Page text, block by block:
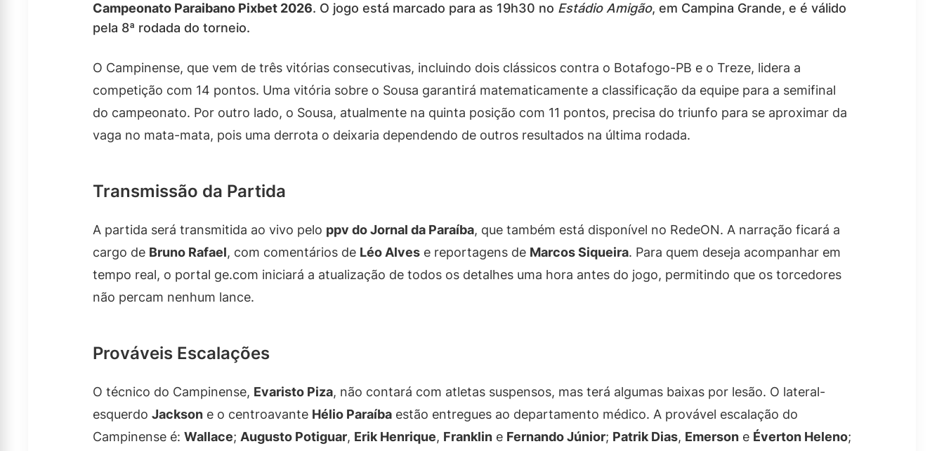
Campeonato Paraibano Pixbet 2026. O jogo está marcado para as 19h30 no Estádio Amigão, em Campina Grande, e é válido
pela 8ª rodada do torneio.
O Campinense, que vem de três vitórias consecutivas, incluindo dois clássicos contra o Botafogo-PB e o Treze, lidera a
competição com 14 pontos. Uma vitória sobre o Sousa garantirá matematicamente a classificação da equipe para a semifinal
do campeonato. Por outro lado, o Sousa, atualmente na quinta posição com 11 pontos, precisa do triunfo para se aproximar da
vaga no mata-mata, pois uma derrota o deixaria dependendo de outros resultados na última rodada.
Transmissão da Partida
A partida será transmitida ao vivo pelo ppv do Jornal da Paraíba, que também está disponível no RedeON. A narração ficará a
cargo de Bruno Rafael, com comentários de Léo Alves e reportagens de Marcos Siqueira. Para quem deseja acompanhar em
tempo real, o portal ge.com iniciará a atualização de todos os detalhes uma hora antes do jogo, permitindo que os torcedores
não percam nenhum lance.
Prováveis Escalações
O técnico do Campinense, Evaristo Piza, não contará com atletas suspensos, mas terá algumas baixas por lesão. O lateral-
esquerdo Jackson e o centroavante Hélio Paraíba estão entregues ao departamento médico. A provável escalação do
Campinense é: Wallace; Augusto Potiguar, Erik Henrique, Franklin e Fernando Júnior; Patrik Dias, Emerson e Éverton Heleno;